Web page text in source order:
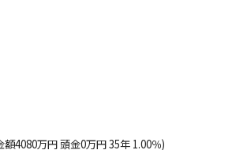
額4080万円 頭金0万円 35年 1.00％)